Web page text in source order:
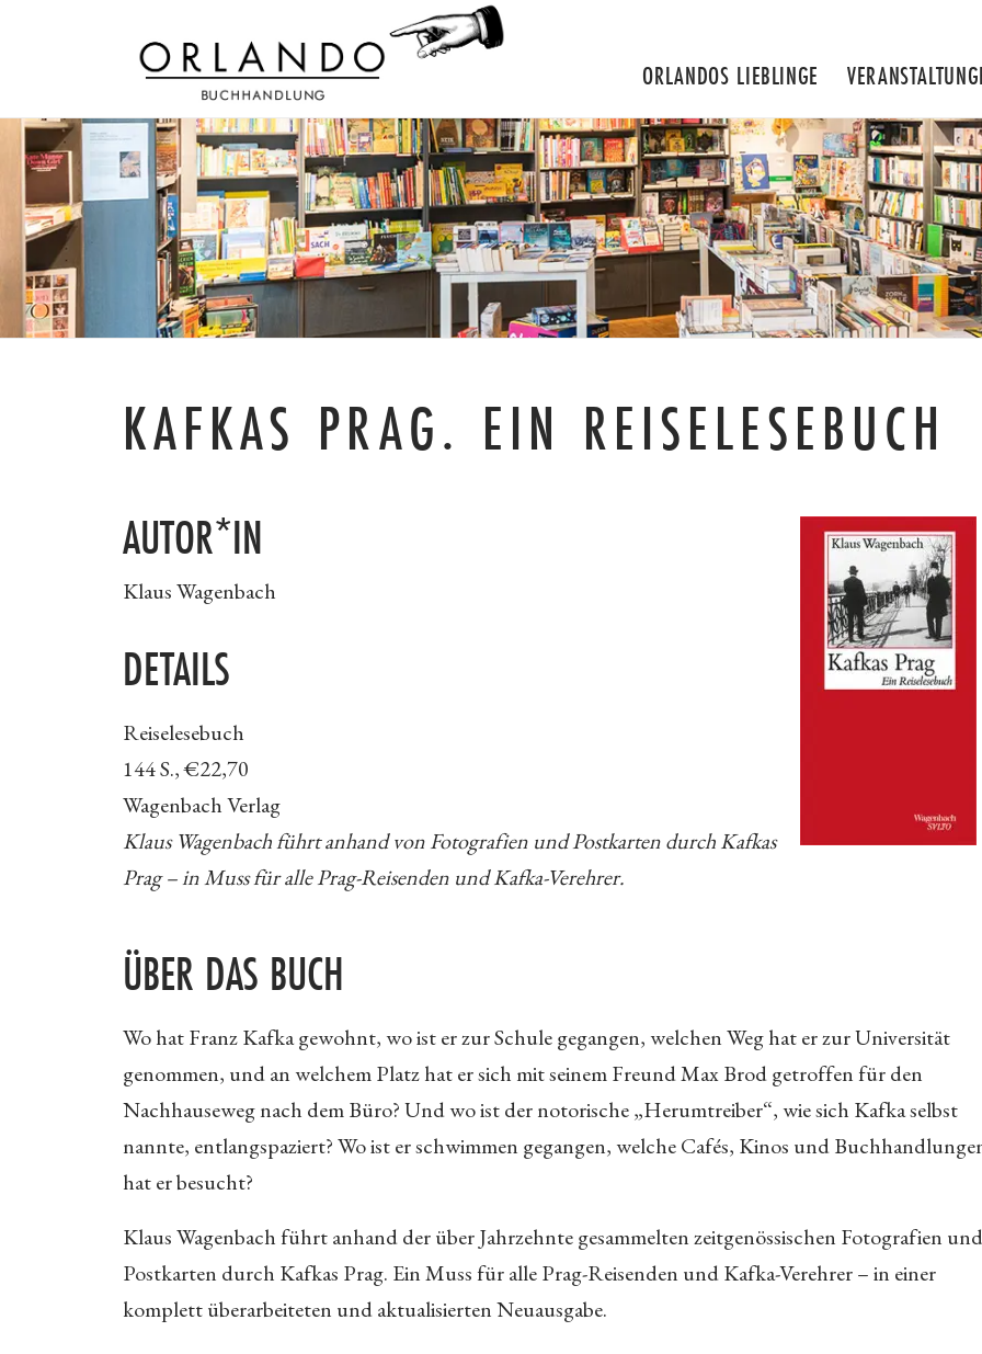
ORLANDOS LIEBLINGE
KAFKAS PRAG. EIN REISELESEBUCH
AUTOR*IN
Klaus Wagenbach
DETAILS
Reiselesebuch
144 S., €22,70
Wagenbach Verlag
Klaus Wagenbach führt anhand von Fotografien und Postkarten durch Kafkas
Prag – in Muss für alle Prag-Reisenden und Kafka-Verehrer.
ÜBER DAS BUCH
Wo hat Franz Kafka gewohnt, wo ist er zur Schule gegangen, welchen Weg hat er zur Universität
genommen, und an welchem Platz hat er sich mit seinem Freund Max Brod getroffen für den
Nachhauseweg nach dem Büro? Und wo ist der notorische „Herumtreiber“, wie sich Kafka selbst
nannte, entlangspaziert? Wo ist er schwimmen gegangen, welche Cafés, Kinos und
hat er besucht?
Klaus Wagenbach führt anhand der über Jahrzehnte gesammelten zeitgenössischen Fotografien und
Postkarten durch Kafkas Prag. Ein Muss für alle Prag-Reisenden und Kafka-Verehrer – in einer
komplett überarbeiteten und aktualisierten Neuausgabe.